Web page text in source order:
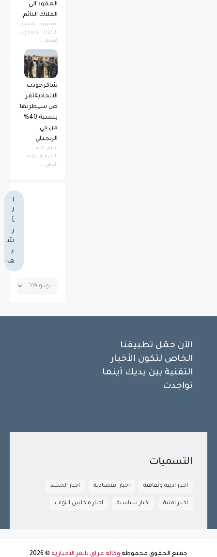
العقود الى
الملاك الدائم
استنفرت شعبة
الأفراد التابعة إلى
قسم...
شاكرجودت
الاتحاديةتفر
ض سيطرتها
بنسبة 40%
من حي
الزنجيلي
عراق تايمز
الاخبارية _بثينة
الناهي ...
ا
ل
أ
ر
ش
ي
ف
الآن حمّل تطبيقنا
الخاص لتكون الأخبار
التقنية بين يديك أينما
تواجدت
التسميات
اخبار ادبية وثقافية اخبار اقتصادية اخبار الحشد
اخبار امنية اخبار سياسية اخبار مجلس النواب
جميع الحقوق محفوظة وكالة عراق تايمز الاخبارية ©
2026